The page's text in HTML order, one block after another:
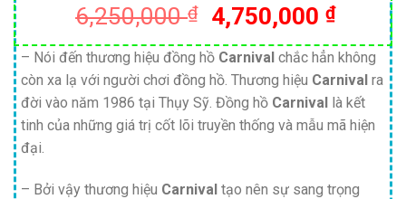
6,250,000₫
Giá
gốc
là:
6,250,000 ₫.
4,750,000 ₫Giá
hiện
tại
là:
– Nói đến thương hiệu đồng hồ Carnival chắc hẳn không
còn xa lạ với người chơi đồng hồ. Thương hiệu Carnival ra
đời vào năm 1986 tại Thụy Sỹ. Đồng hồ Carnival
là kết
tinh của những giá trị cốt lõi truyền thống và mẫu mã hiện
đại.
– Bởi vậy thương hiệu Carnival tạo nên sự sang trọng